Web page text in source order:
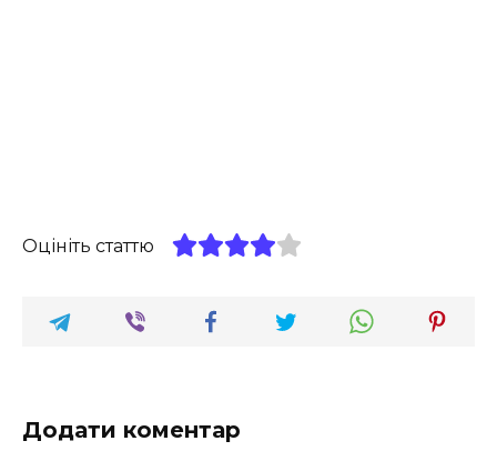
Оцініть статтю
Додати коментар